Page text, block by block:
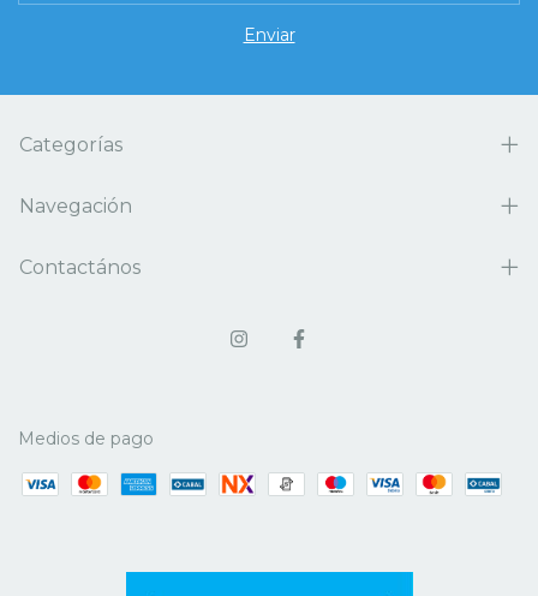
Categorías
Navegación
Contactános
Medios de pago